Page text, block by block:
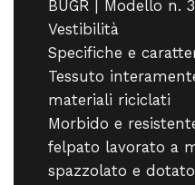
BUGR | Modello n.
Vestibilità
Specifiche e
Tessuto
materiali riciclati
Morbido e
felpato lavorato a
spazzolato e